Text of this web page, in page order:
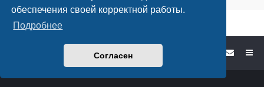
обеспечения своей корректной работы.
Подробнее
Согласен
Форум садоводов - список форумов